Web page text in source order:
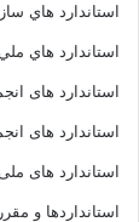
استاندارد هاي
استاندارد هاي
استاندارد های
استاندارد های
استاندارد های ملی
استانداردها و